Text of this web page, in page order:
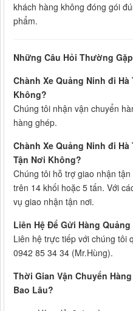
khách hàng không đóng gói
phẩm.
Những Câu Hỏi Thường Gặp
Chành Xe Quảng Ninh đi
Không?
Chúng tôi nhận vận chuyển
hàng ghép.
Chành Xe Quảng Ninh đi
Tận Nơi Không?
Chúng tôi hỗ trợ giao nhận
trên 14 khối hoặc 5 tấn. Với
vụ giao nhận tận nơi.
Liên Hệ Để Gửi Hàng
Liên hệ trực tiếp với chúng tôi
0942 85 34 34 (Mr.Hùng).
Thời Gian Vận Chuyển
Bao Lâu?